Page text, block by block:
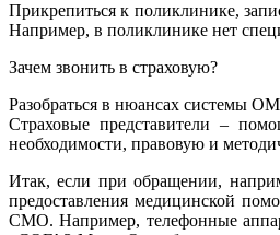
Прикрепиться к поликлинике,
Например, в поликлинике нет
Зачем звонить в страховую?
Разобраться в нюансах системы
Страховые представители –
необходимости, правовую и
Итак, если при обращении,
предоставления медицинской
СМО. Например, телефонные